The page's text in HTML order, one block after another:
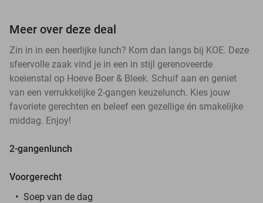
Meer over deze deal
Zin in in een heerlijke lunch? Kom dan langs bij KOE. Deze
sfeervolle zaak vind je in een in stijl gerenoveerde
koeienstal op Hoeve Boer & Bleek. Schuif aan en geniet
van een verrukkelijke 2-gangen keuzelunch. Kies jouw
favoriete gerechten en beleef een gezellige én smakelijke
middag. Enjoy!
2-gangenlunch
Voorgerecht
Soep van de dag